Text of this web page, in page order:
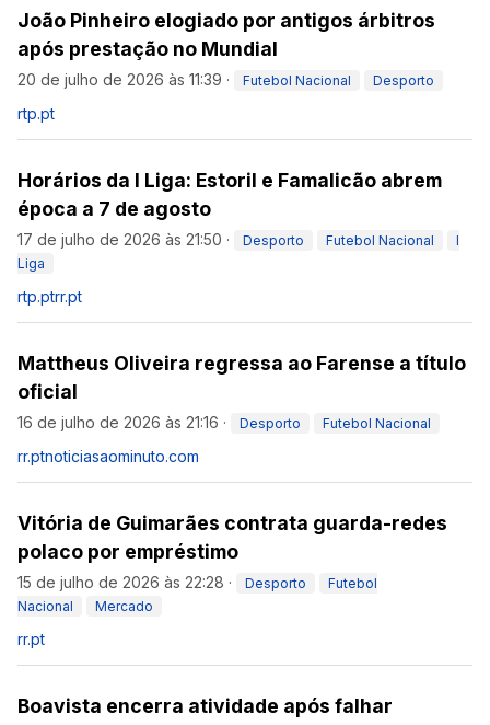
João Pinheiro elogiado por antigos árbitros
após prestação no Mundial
20 de julho de 2026 às 11:39 · Futebol Nacional Desporto
rtp.pt
Horários da I Liga: Estoril e Famalicão abrem
época a 7 de agosto
17 de julho de 2026 às 21:50 · Desporto Futebol Nacional
I
Liga
rtp.ptrr.pt
Mattheus Oliveira regressa ao Farense a título
oficial
16 de julho de 2026 às 21:16 · Desporto Futebol Nacional
rr.ptnoticiasaominuto.com
Vitória de Guimarães contrata guarda-redes
polaco por empréstimo
15 de julho de 2026 às 22:28 · Desporto
Futebol
Nacional
Mercado
rr.pt
Boavista encerra atividade após falhar